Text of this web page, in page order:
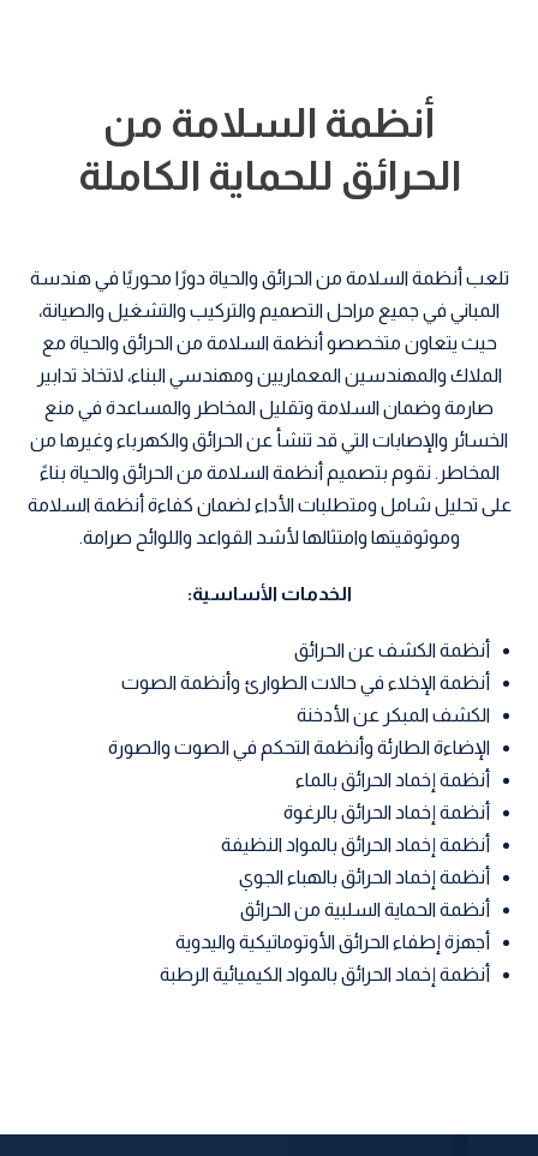
أنظمة السلامة من
الحرائق للحماية الكاملة
تلعب أنظمة السلامة من الحرائق والحياة دورًا محوريًا في هندسة
المباني في جميع مراحل التصميم والتركيب والتشغيل والصيانة،
حيث يتعاون متخصصو أنظمة السلامة من الحرائق والحياة مع
الملاك والمهندسين المعماريين ومهندسي البناء، لاتخاذ تدابير
صارمة وضمان السلامة وتقليل المخاطر والمساعدة في منع
الخسائر والإصابات التي قد تنشأ عن الحرائق والكهرباء وغيرها من
المخاطر. نقوم بتصميم أنظمة السلامة من الحرائق والحياة بناءً
على تحليل شامل ومتطلبات الأداء لضمان كفاءة أنظمة السلامة
وموثوقيتها وامتثالها لأشد القواعد واللوائح صرامة.
الخدمات الأساسية:
أنظمة الكشف عن الحرائق
أنظمة الإخلاء في حالات الطوارئ وأنظمة الصوت
الكشف المبكر عن الأدخنة
الإضاءة الطارئة وأنظمة التحكم في الصوت والصورة
أنظمة إخماد الحرائق بالماء
أنظمة إخماد الحرائق بالرغوة
أنظمة إخماد الحرائق بالمواد النظيفة
أنظمة إخماد الحرائق بالهباء الجوي
أنظمة الحماية السلبية من الحرائق
أجهزة إطفاء الحرائق الأوتوماتيكية واليدوية
أنظمة إخماد الحرائق بالمواد الكيميائية الرطبة